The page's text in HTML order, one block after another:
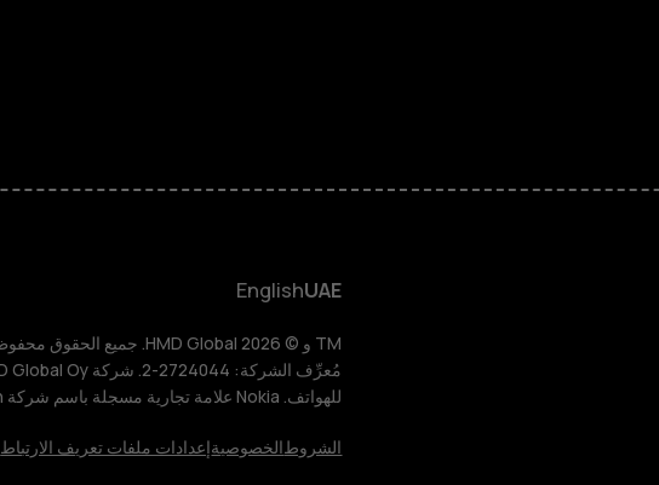
HMD Terra M
HMD DUB
HMD Watch
للأعمال
UAE
English
للهواتف. Nokia علامة تجارية مسجلة باسم شركة Nokia Corporation.
الشروطالخصوصيةإعدادات ملفات تعريف الارتباط